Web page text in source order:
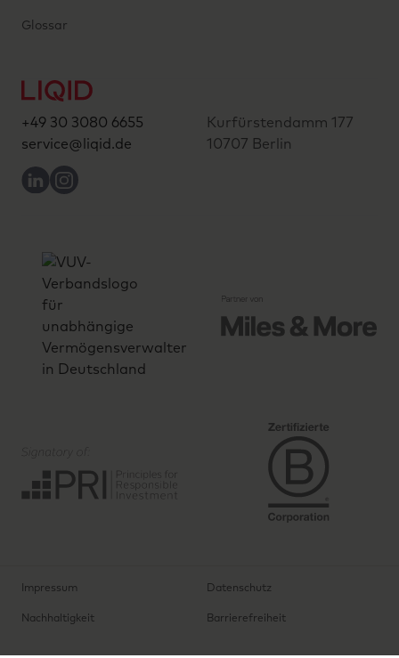
Glossar
Kurfürstendamm 177
10707 Berlin
+49 30 3080 6655
service@liqid.de
Impressum Datenschutz
Nachhaltigkeit Barrierefreiheit